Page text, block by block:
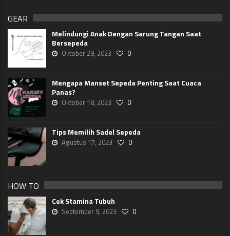
GEAR
Melindungi Anak Dengan Sarung Tangan Saat
Bersepeda
Oktober 29, 2023 0
Mengapa Manset Sepeda Penting Saat Cuaca
Panas?
Oktober 18, 2023 0
Tips Memilih Sadel Sepeda
Agustus 17, 2023 0
HOW TO
Cek Stamina Tubuh
September 9, 2023 0